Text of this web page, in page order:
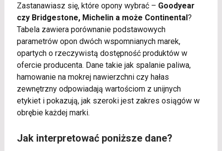
Zastanawiasz się, które opony wybrać – Goodyear
czy Bridgestone, Michelin a może Continental?
Tabela zawiera porównanie podstawowych
parametrów opon dwóch wspomnianych marek,
opartych o rzeczywistą dostępność produktów w
ofercie producenta. Dane takie jak spalanie paliwa,
hamowanie na mokrej nawierzchni czy hałas
zewnętrzny odpowiadają wartościom z unijnych
etykiet i pokazują, jak szeroki jest zakres osiągów w
obrębie każdej marki.
Jak interpretować poniższe dane?